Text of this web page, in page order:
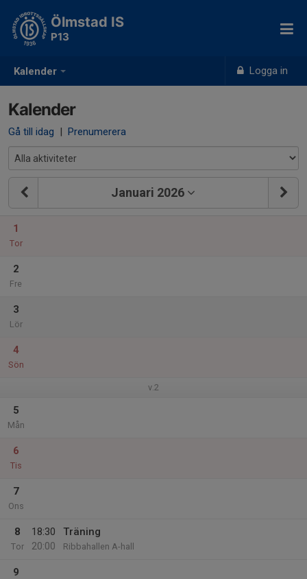
Kalender Logga in
Ölmstad IS
P13
Kalender
Gå till idag | Prenumerera
Januari 2026
1
Tor
2
Fre
3
Lör
4
Sön
v.2
5
Mån
6
Tis
7
Ons
8
Tor
18:30
20:00
Träning
Ribbahallen A-hall
9